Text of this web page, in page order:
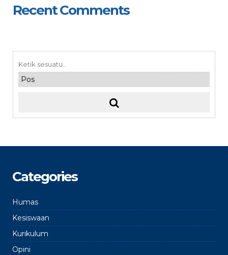
Recent Comments
Categories
Humas
Kesiswaan
Kurikulum
Opini